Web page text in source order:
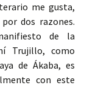
me gusta,
dos razones.
de la
Trujillo, como
de Ákaba, es
con este